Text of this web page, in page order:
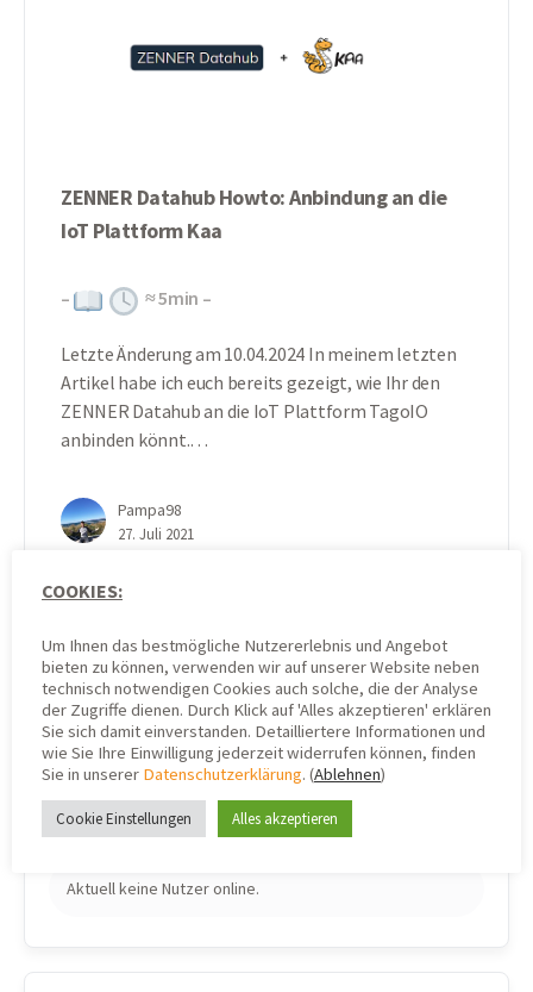
ZENNER Datahub Howto: Anbindung an die
IoT Plattform Kaa
– ≈5min –
Letzte Änderung am 10.04.2024 In meinem letzten
Artikel habe ich euch bereits gezeigt, wie Ihr den
ZENNER Datahub an die IoT Plattform TagoIO
anbinden könnt.…
Pampa98
27. Juli 2021
Wer ist online
ONLINE 0
Aktuell keine Nutzer online.
COOKIES:
Um Ihnen das bestmögliche Nutzererlebnis und Angebot
bieten zu können, verwenden wir auf unserer Website neben
technisch notwendigen Cookies auch solche, die der Analyse
der Zugriffe dienen. Durch Klick auf 'Alles akzeptieren' erklären
Sie sich damit einverstanden. Detailliertere Informationen und
wie Sie Ihre Einwilligung jederzeit widerrufen können, finden
Sie in unserer Datenschutzerklärung. (Ablehnen)
Cookie Einstellungen Alles akzeptieren